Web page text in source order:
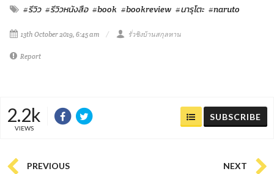
#รีวิว #รีวิวหนังสือ #book #bookreview #นารุโตะ #naruto
13th October 2019, 6:45 am รั่วชิงบ้านสกุลหาน
Report
2.2k
VIEWS
SUBSCRIBE
PREVIOUS NEXT